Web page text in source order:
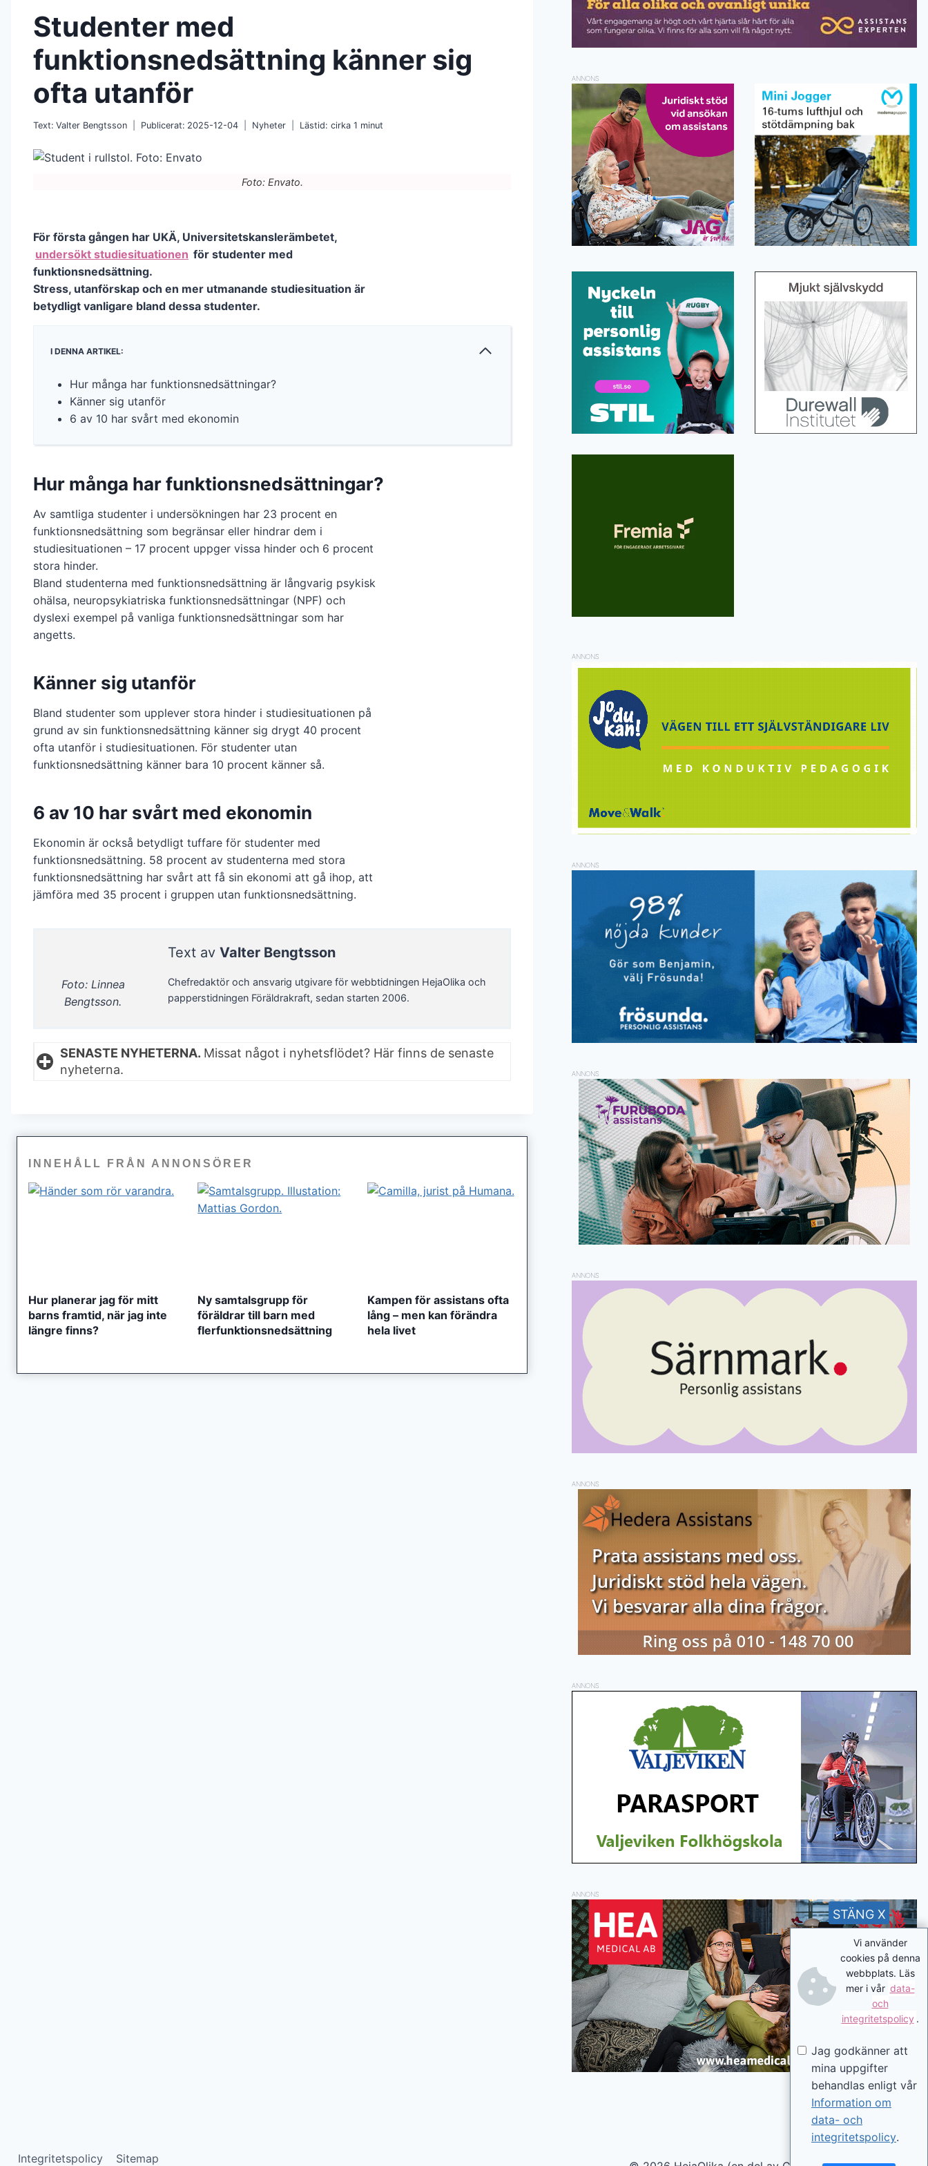
Studenter med
funktionsnedsättning känner sig
ofta utanför
Text: Valter Bengtsson Publicerat: 2025-12-04 Nyheter Lästid: cirka1 minut
Foto: Envato.
För första gången har UKÄ, Universitetskanslerämbetet,
undersökt studiesituationen för studenter med
funktionsnedsättning.
Stress, utanförskap och en mer utmanande studiesituation är
betydligt vanligare bland dessa studenter.
I DENNA ARTIKEL:
Hur många har funktionsnedsättningar?
Känner sig utanför
6 av 10 har svårt med ekonomin
Hur många har funktionsnedsättningar?
Av samtliga studenter i undersökningen har 23 procent en
funktionsnedsättning som begränsar eller hindrar dem i
studiesituationen – 17 procent uppger vissa hinder och 6 procent
stora hinder.
Bland studenterna med funktionsnedsättning är långvarig psykisk
ohälsa, neuropsykiatriska funktionsnedsättningar (NPF) och
dyslexi exempel på vanliga funktionsnedsättningar som har
angetts.
Känner sig utanför
Bland studenter som upplever stora hinder i studiesituationen på
grund av sin funktionsnedsättning känner sig drygt 40 procent
ofta utanför i studiesituationen. För studenter utan
funktionsnedsättning känner bara 10 procent känner så.
6 av 10 har svårt med ekonomin
Ekonomin är också betydligt tuffare för studenter med
funktionsnedsättning. 58 procent av studenterna med stora
funktionsnedsättning har svårt att få sin ekonomi att gå ihop, att
jämföra med 35 procent i gruppen utan funktionsnedsättning.
Foto: Linnea
Bengtsson.
Text av Valter Bengtsson
Chefredaktör och ansvarig utgivare för webbtidningen HejaOlika och
papperstidningen Föräldrakraft, sedan starten 2006.
SENASTE NYHETERNA. Missat något i nyhetsflödet? Här finns de senaste
nyheterna.
INNEHÅLL FRÅN ANNONSÖRER
Hur planerar jag för mitt
barns framtid, när jag inte
längre finns?
Ny samtalsgrupp för
föräldrar till barn med
flerfunktionsnedsättning
Kampen för assistans ofta
lång – men kan förändra
hela livet
ANNONS
ANNONS
ANNONS
ANNONS
ANNONS
ANNONS
ANNONS
ANNONS
Integritetspolicy Sitemap
Vi använder
cookies på denna
webbplats. Läs
mer i vår data-
och
integritetspolicy .
Jag godkänner att
mina uppgifter
behandlas enligt vår
Information om
data- och
integritetspolicy.
STÄNG X